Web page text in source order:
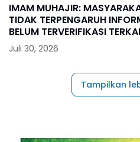
IMAM MUHAJIR:
TIDAK TERPENGARUH
BELUM TERVERIFIKASI
BOLO
Juli 30, 2026
Tampilkan